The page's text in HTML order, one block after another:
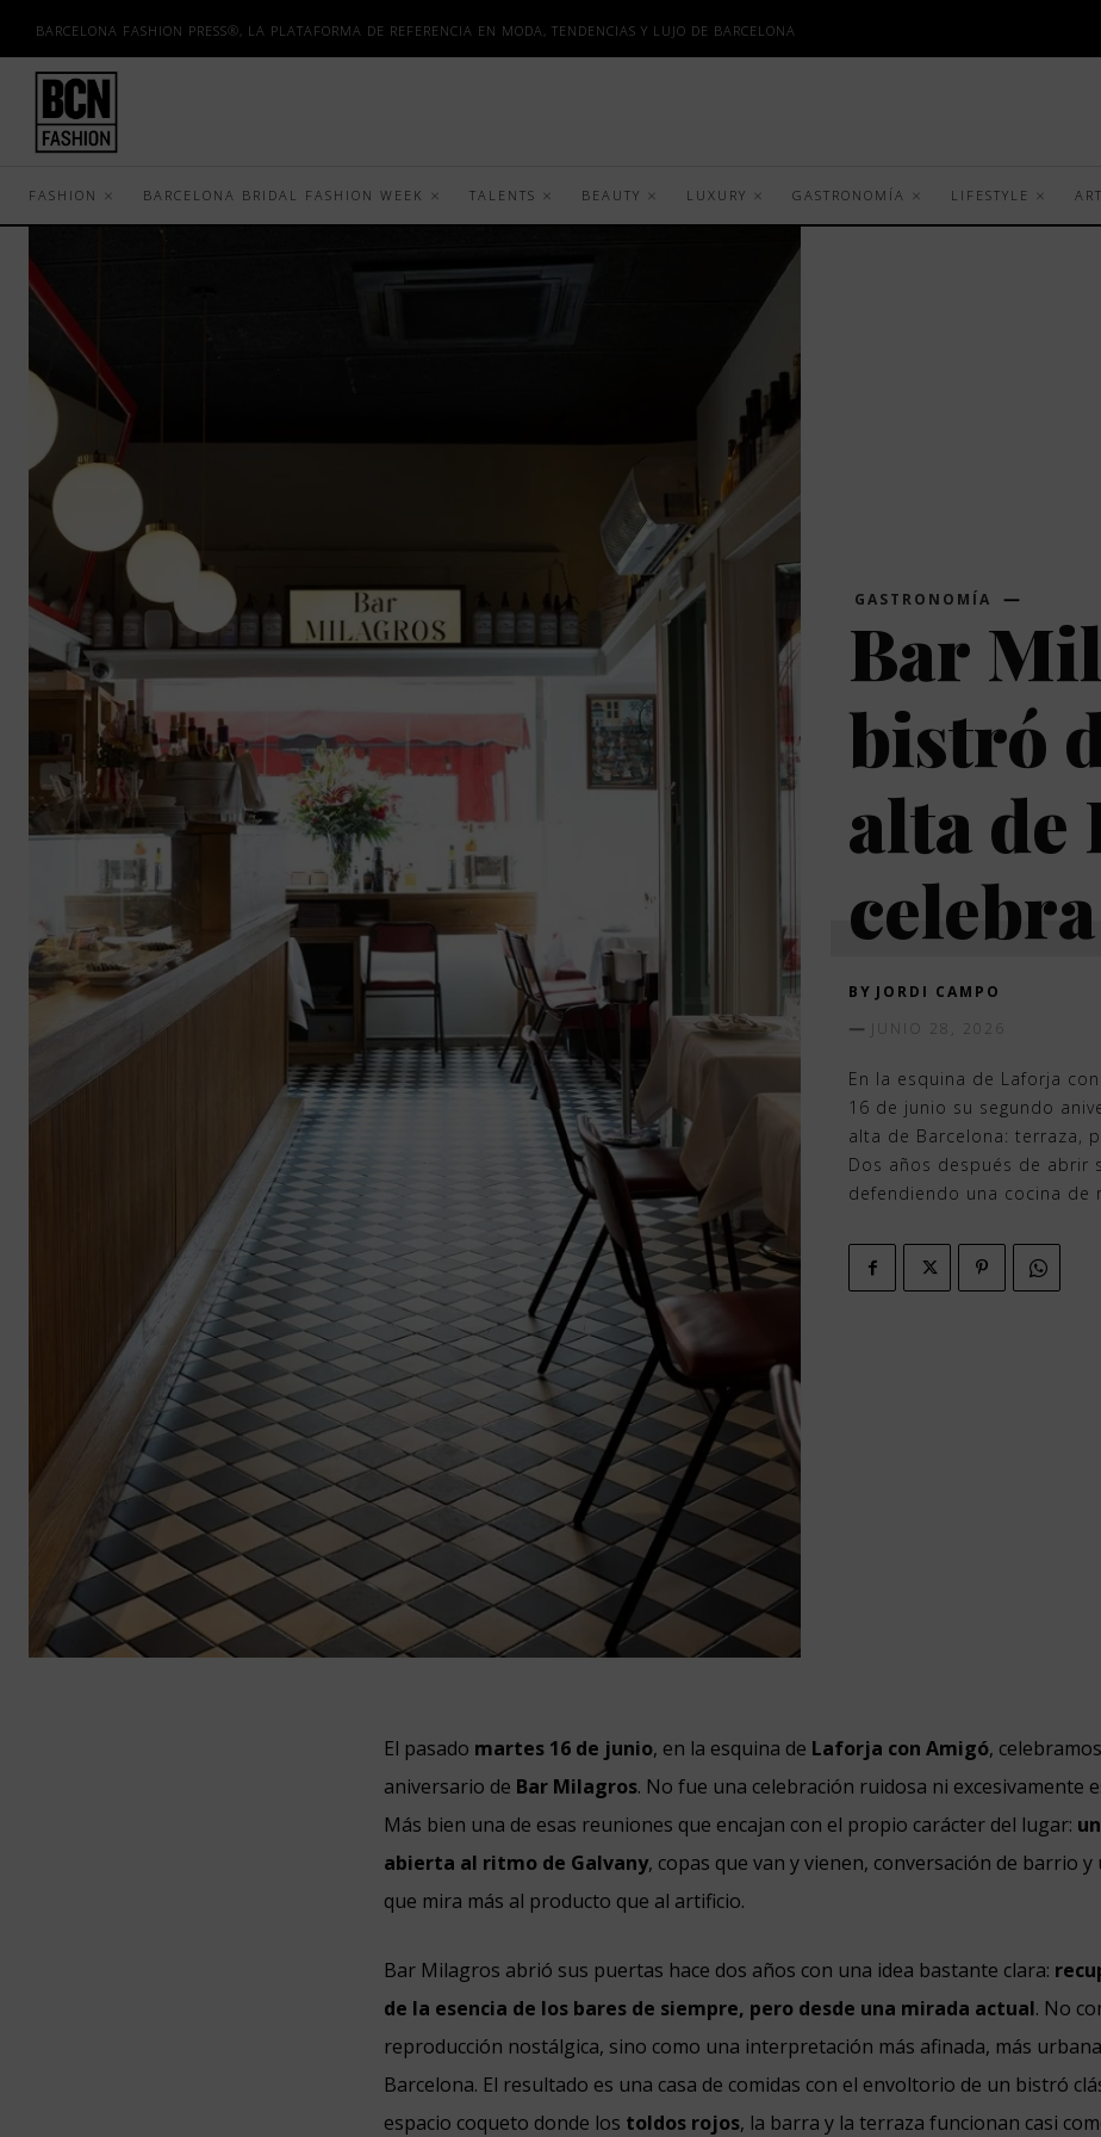
BARCELONA FASHION PRESS®, LA PLATAFORMA DE REFERENCIA EN MODA, TENDENCIAS Y LUJO DE BARCELONA
FASHION BARCELONA BRIDAL FASHION WEEK TALENTS BEAUTY LUXURY GASTRONOMÍA LIFESTYLE
GASTRONOMÍA
Bar
bistró
alta de
BY JORDI CAMPO
JUNIO 28, 2026
En la esquina de Laforja
16 de junio su segundo
alta de Barcelona: terraza,
Dos años después de abrir
defendiendo una cocina de
El pasado martes 16 de junio, en la esquina de Laforja con Amigó,
aniversario de Bar Milagros. No fue una celebración ruidosa ni excesivamente
Más bien una de esas reuniones que encajan con el propio carácter del lugar:
abierta al ritmo de Galvany, copas que van y vienen, conversación de barrio y
que mira más al producto que al artificio.
Bar Milagros abrió sus puertas hace dos años con una idea bastante clara:
de la esencia de los bares de siempre, pero desde una mirada actual. No
reproducción nostálgica, sino como una interpretación más afinada, más
Barcelona. El resultado es una casa de comidas con el envoltorio de un bistró
espacio coqueto donde los toldos rojos, la barra y la terraza funcionan casi